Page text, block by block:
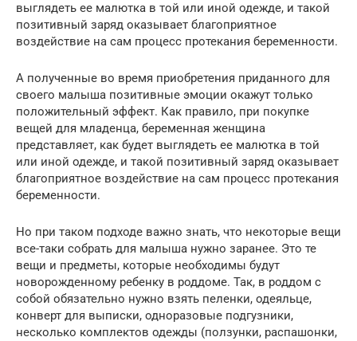
выглядеть ее малютка в той или иной одежде, и такой
позитивный заряд оказывает благоприятное
воздействие на сам процесс протекания беременности.
А полученные во время приобретения приданного для
своего малыша позитивные эмоции окажут только
положительный эффект. Как правило, при покупке
вещей для младенца, беременная женщина
представляет, как будет выглядеть ее малютка в той
или иной одежде, и такой позитивный заряд оказывает
благоприятное воздействие на сам процесс протекания
беременности.
Но при таком подходе важно знать, что некоторые вещи
все-таки собрать для малыша нужно заранее. Это те
вещи и предметы, которые необходимы будут
новорожденному ребенку в роддоме. Так, в роддом с
собой обязательно нужно взять пеленки, одеяльце,
конверт для выписки, одноразовые подгузники,
несколько комплектов одежды (ползунки, распашонки,